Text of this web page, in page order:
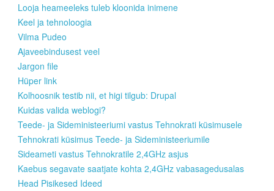
Looja heameeleks tuleb kloonida inimene
Keel ja tehnoloogia
Vilma Pudeo
Ajaveebindusest veel
Jargon file
Hüper link
Kolhoosnik testib nii, et higi tilgub: Drupal
Kuidas valida weblogi?
Teede- ja Sideministeeriumi vastus Tehnokrati küsimusele
Tehnokrati küsimus Teede- ja Sideministeeriumile
Sideameti vastus Tehnokratile 2,4GHz asjus
Kaebus segavate saatjate kohta 2,4GHz vabasagedusalas
Head Pisikesed Ideed